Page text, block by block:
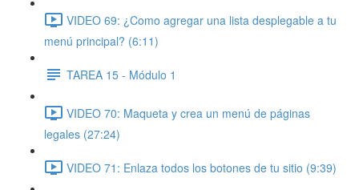
VIDEO 69: ¿Como agregar una lista desplegable a tu
menú principal? (6:11)
TAREA 15 - Módulo 1
VIDEO 70: Maqueta y crea un menú de páginas
legales (27:24)
VIDEO 71: Enlaza todos los botones de tu sitio (9:39)